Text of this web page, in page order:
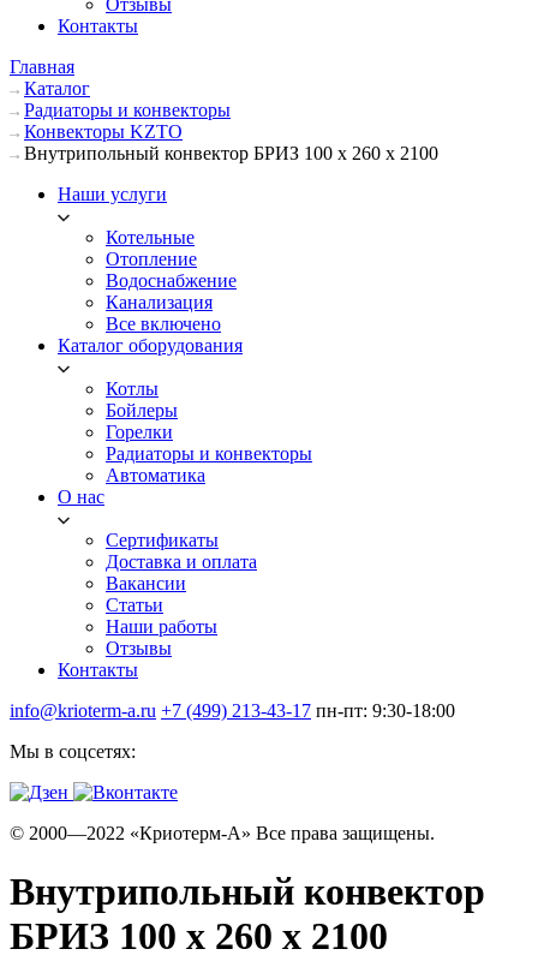
Отзывы
Контакты
Главная
Каталог
Радиаторы и конвекторы
Конвекторы KZTO
Внутрипольный конвектор БРИЗ 100 х 260 х 2100
Наши услуги
Котельные
Отопление
Водоснабжение
Канализация
Все включено
Каталог оборудования
Котлы
Бойлеры
Горелки
Радиаторы и конвекторы
Автоматика
О нас
Сертификаты
Доставка и оплата
Вакансии
Статьи
Наши работы
Отзывы
Контакты
info@krioterm-a.ru +7 (499) 213-43-17 пн-пт: 9:30-18:00
Мы в соцсетях:
© 2000—2022 «Криотерм-А» Все права защищены.
Внутрипольный конвектор
БРИЗ 100 х 260 х 2100